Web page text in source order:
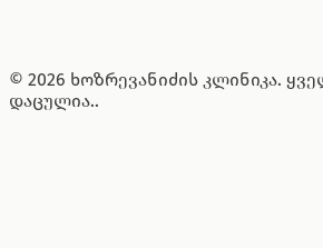
© 2026 ხოზრევანიძის კლინიკა.
დაცულია..